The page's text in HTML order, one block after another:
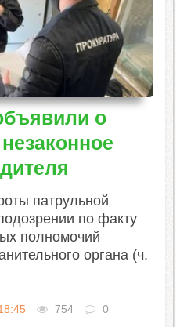
о
патрульной
по факту
полномочий
органа (ч.
754 0